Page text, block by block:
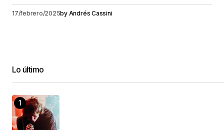
17/febrero/2025by Andrés Cassini
Lo último